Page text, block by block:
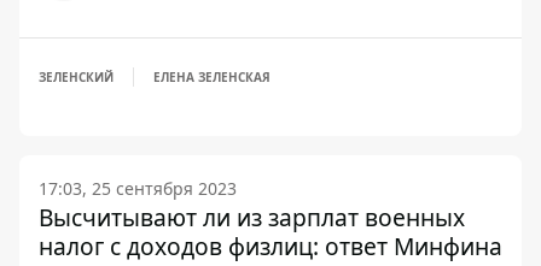
ЗЕЛЕНСКИЙ ЕЛЕНА ЗЕЛЕНСКАЯ
17:03, 25 сентября 2023
Высчитывают ли из зарплат военных
налог с доходов физлиц: ответ Минфина